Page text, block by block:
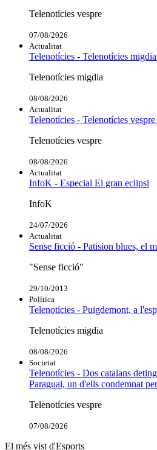
Telenotícies vespre
07/08/2026
Actualitat
Telenotícies - Telenotícies
Telenotícies migdia
08/08/2026
Actualitat
Telenotícies - Telenotícies
Telenotícies vespre
08/08/2026
Actualitat
InfoK - Especial El gran eclipsi
InfoK
24/07/2026
Actualitat
Sense ficció - Patision blues, el
"Sense ficció"
29/10/2013
Política
Telenotícies - Puigdemont, a
Telenotícies migdia
08/08/2026
Societat
Telenotícies - Dos catalans
Paraguai, un d'ells condemnat
Telenotícies vespre
07/08/2026
El més vist d'Esports